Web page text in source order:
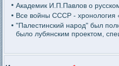
Академик И.П.Павлов о
Все войны СССР - хронология
"Палестинский народ" был
было лубянским проектом,